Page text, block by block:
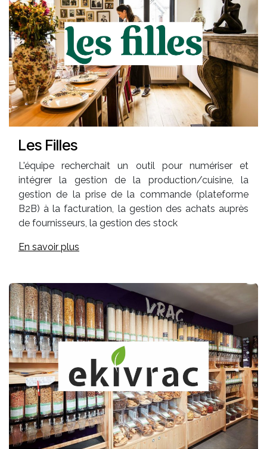
Les Filles
L'équipe recherchait un outil pour numériser et
intégrer la gestion de la production/cuisine, la
gestion de la prise de la commande (plateforme
B2B) à la facturation, la gestion des achats auprès
de fournisseurs, la gestion des stock
En savoir plus